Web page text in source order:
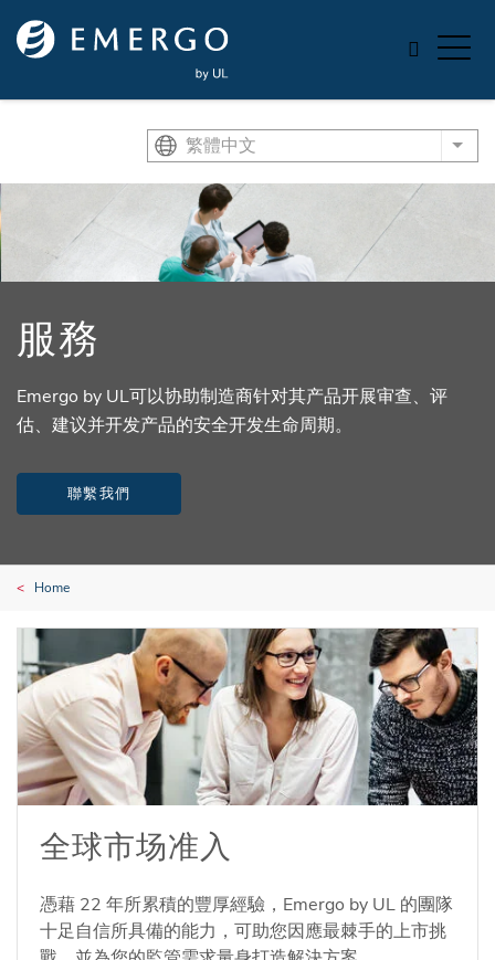
Skip to main content
繁體中文 List
服務
Emergo by UL可以协助制造商针对其产品开展审查、评
估、建议并开发产品的安全开发生命周期。
聯繫我們
Home
全球市场准入
憑藉 22 年所累積的豐厚經驗，Emergo by UL 的團隊
十足自信所具備的能力，可助您因應最棘手的上市挑